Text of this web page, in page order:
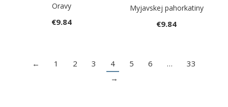
Oravy
€9.84
Myjavskej pahorkatiny
€9.84
← 1 2 3 4 5 6 …
33
→